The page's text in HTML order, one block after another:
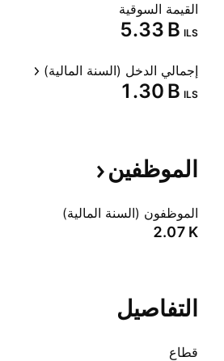
القيمة السوقية
‪5.33 B‬ ILS
إجمالي الدخل (السنة المالية)
‪1.30 B‬ ILS
الموظفين
الموظفون (السنة المالية)
‪2.07 K‬
التفاصيل
قطاع